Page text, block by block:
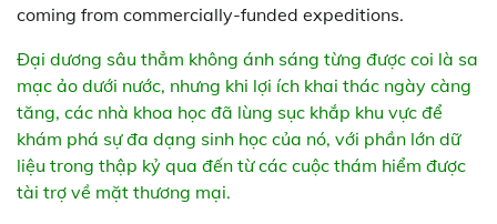
coming from commercially-funded expeditions.
Đại dương sâu thẳm không ánh sáng từng được coi là sa
mạc ảo dưới nước, nhưng khi lợi ích khai thác ngày càng
tăng, các nhà khoa học đã lùng sục khắp khu vực để
khám phá sự đa dạng sinh học của nó, với phần lớn dữ
liệu trong thập kỷ qua đến từ các cuộc thám hiểm được
tài trợ về mặt thương mại.